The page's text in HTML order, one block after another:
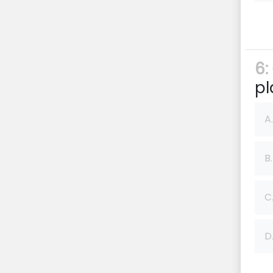
6:
A.
B.
C.
D.